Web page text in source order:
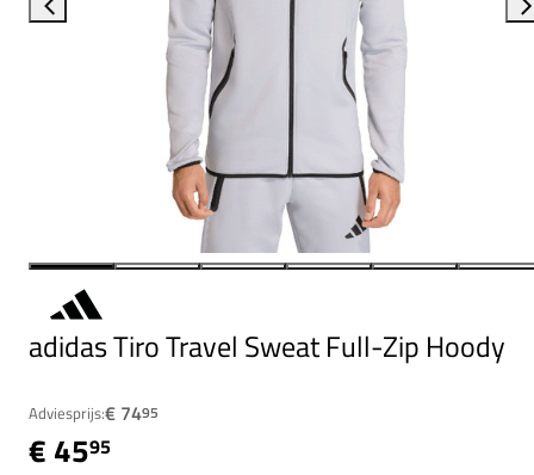
adidas Tiro Travel Sweat Full-Zip Hoody
Adviesprijs:€ 7495
€ 4595